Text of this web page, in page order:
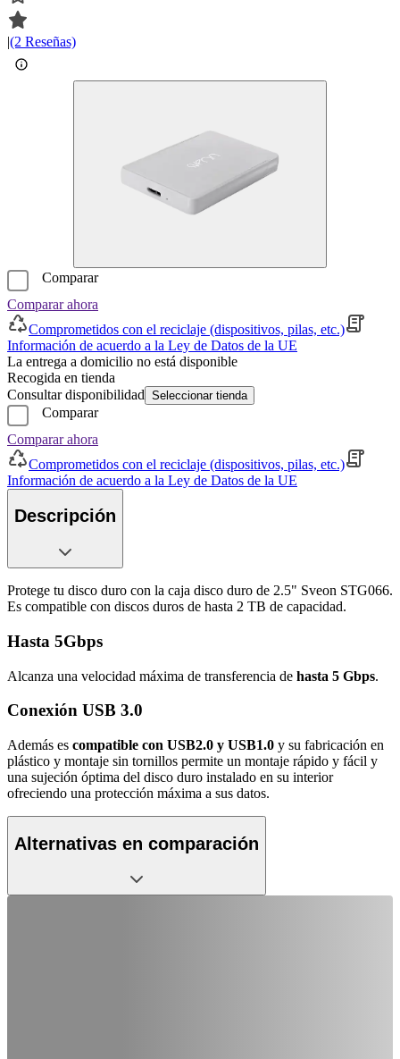
|(2 Reseñas)
Comparar
Comparar ahora
Comprometidos con el reciclaje (dispositivos, pilas, etc.)
Información de acuerdo a la Ley de Datos de la UE
La entrega a domicilio no está disponible
Recogida en tienda
Consultar disponibilidad Seleccionar tienda
Comparar
Comparar ahora
Comprometidos con el reciclaje (dispositivos, pilas, etc.)
Información de acuerdo a la Ley de Datos de la UE
Descripción
Protege tu disco duro con la caja disco duro de 2.5" Sveon STG066.
Es compatible con discos duros de hasta 2 TB de capacidad.
Hasta 5Gbps
Alcanza una velocidad máxima de transferencia de hasta 5 Gbps.
Conexión USB 3.0
Además es compatible con USB2.0 y USB1.0 y su fabricación en
plástico y montaje sin tornillos permite un montaje rápido y fácil y
una sujeción óptima del disco duro instalado en su interior
ofreciendo una protección máxima a sus datos.
Alternativas en comparación